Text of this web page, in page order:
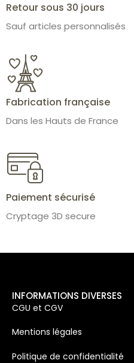
Retour sous 30 jours
Sauf articles personnalisés
Fabrication française
Dans les Hauts de France
Paiement sécurisé
Cryptage 3D secure
INFORMATIONS DIVERSES
CGU et CGV
Mentions légales
Politique de confidentialité